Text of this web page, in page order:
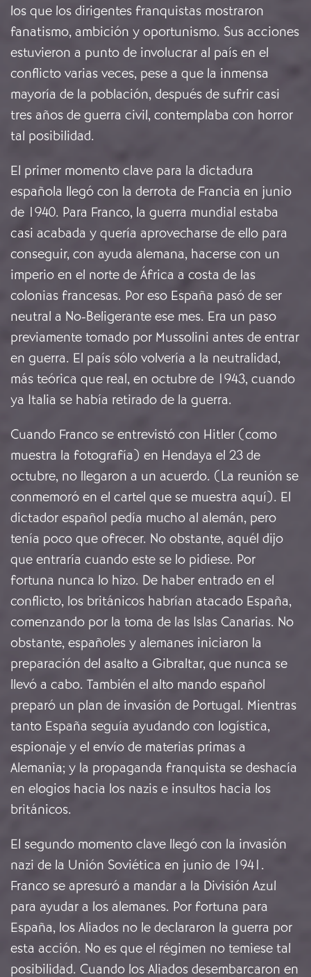
los que los dirigentes franquistas mostraron
fanatismo, ambición y oportunismo. Sus acciones
estuvieron a punto de involucrar al país en el
conflicto varias veces, pese a que la inmensa
mayoría de la población, después de sufrir casi
tres años de guerra civil, contemplaba con horror
tal posibilidad.
El primer momento clave para la dictadura
española llegó con la derrota de Francia en junio
de 1940. Para Franco, la guerra mundial estaba
casi acabada y quería aprovecharse de ello para
conseguir, con ayuda alemana, hacerse con un
imperio en el norte de África a costa de las
colonias francesas. Por eso España pasó de ser
neutral a No-Beligerante ese mes. Era un paso
previamente tomado por Mussolini antes de entrar
en guerra. El país sólo volvería a la neutralidad,
más teórica que real, en octubre de 1943, cuando
ya Italia se había retirado de la guerra.
Cuando Franco se entrevistó con Hitler (como
muestra la fotografía) en Hendaya el 23 de
octubre, no llegaron a un acuerdo. (La reunión se
conmemoró en el cartel que se muestra aquí). El
dictador español pedía mucho al alemán, pero
tenía poco que ofrecer. No obstante, aquél dijo
que entraría cuando este se lo pidiese. Por
fortuna nunca lo hizo. De haber entrado en el
conflicto, los británicos habrían atacado España,
comenzando por la toma de las Islas Canarias. No
obstante, españoles y alemanes iniciaron la
preparación del asalto a Gibraltar, que nunca se
llevó a cabo. También el alto mando español
preparó un plan de invasión de Portugal. Mientras
tanto España seguía ayudando con logística,
espionaje y el envío de materias primas a
Alemania; y la propaganda franquista se deshacía
en elogios hacia los nazis e insultos hacia los
británicos.
El segundo momento clave llegó con la invasión
nazi de la Unión Soviética en junio de 1941.
Franco se apresuró a mandar a la División Azul
para ayudar a los alemanes. Por fortuna para
España, los Aliados no le declararon la guerra por
esta acción. No es que el régimen no temiese tal
posibilidad. Cuando los Aliados desembarcaron en